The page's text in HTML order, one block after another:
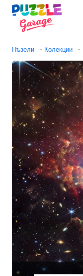
Пъзели Колекции